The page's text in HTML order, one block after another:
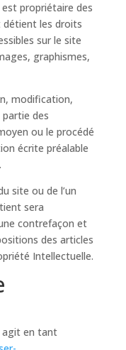
propriétaire des
les droits
sur le site
graphismes,
modification,
des
ou le procédé
écrite préalable
site ou de l’un
sera
contrefaçon et
des articles
Intellectuelle.
agit en tant